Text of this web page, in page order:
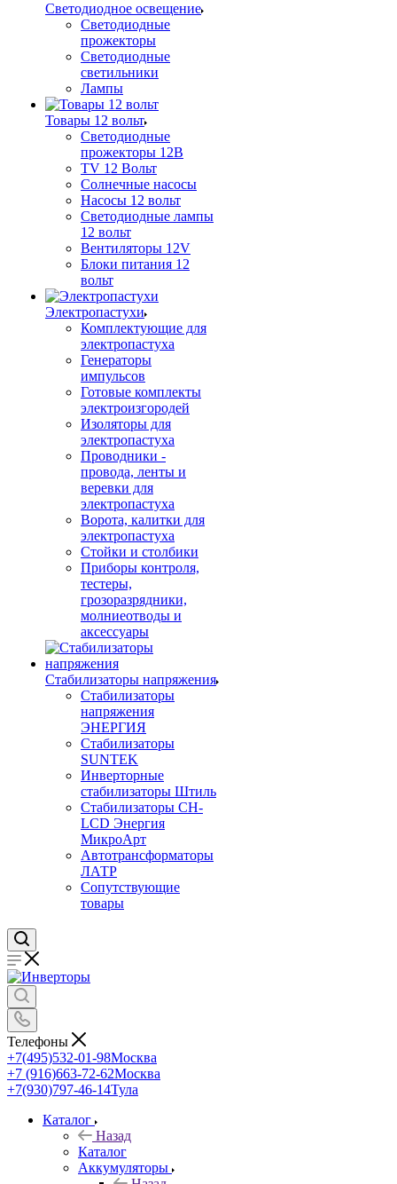
Светодиодное освещение
Светодиодные
прожекторы
Светодиодные
светильники
Лампы
Товары 12 вольт
Светодиодные
прожекторы 12В
TV 12 Вольт
Солнечные насосы
Насосы 12 вольт
Светодиодные лампы
12 вольт
Вентиляторы 12V
Блоки питания 12
вольт
Электропастухи
Комплектующие для
электропастуха
Генераторы
импульсов
Готовые комплекты
электроизгородей
Изоляторы для
электропастуха
Проводники -
провода, ленты и
веревки для
электропастуха
Ворота, калитки для
электропастуха
Стойки и столбики
Приборы контроля,
тестеры,
грозоразрядники,
молниеотводы и
аксессуары
Стабилизаторы напряжения
Стабилизаторы
напряжения
ЭНЕРГИЯ
Стабилизаторы
SUNTEK
Инверторные
стабилизаторы Штиль
Стабилизаторы СН-
LCD Энepгия
МикроАрт
Автотрансформаторы
ЛАТР
Сопутствующие
товары
Телефоны
+7(495)532-01-98Москва
+7 (916)663-72-62Москва
+7(930)797-46-14Тула
Каталог
Назад
Каталог
Аккумуляторы